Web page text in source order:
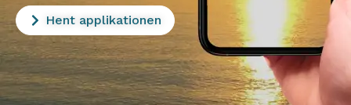
Hent applikationen